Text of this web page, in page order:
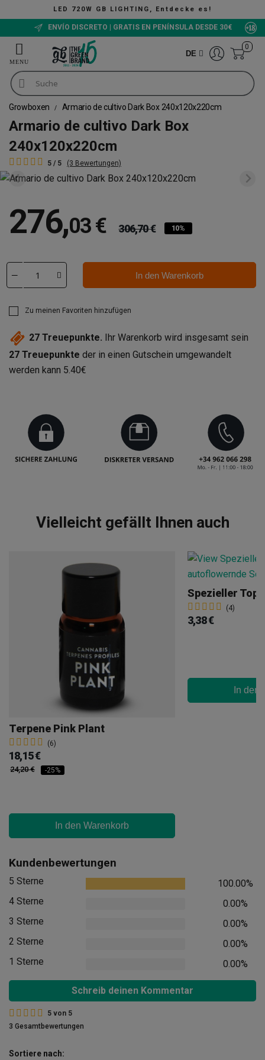
LED 720W GB LIGHTING, Entdecke es!
ENVÍO DISCRETO | GRATIS EN PENÍNSULA DESDE 30€
DE
0
Growboxen Armario de cultivo Dark Box 240x120x220cm
Armario de cultivo Dark Box
240x120x220cm
5 / 5 (3 Bewertungen)
276,03 € 306,70 € 10%
In den Warenkorb
Zu meinen Favoriten hinzufügen
27 Treuepunkte. Ihr Warenkorb wird insgesamt sein
27 Treuepunkte der in einen Gutschein umgewandelt
werden kann 5.40€
Vielleicht gefällt Ihnen auch
Terpene Pink Plant
(6)
18,15 €
24,20 € -25%
In den Warenkorb
(4)
3,38 €
In den
Kundenbewertungen
5 Sterne
100.00%
4 Sterne
0.00%
3 Sterne
0.00%
2 Sterne
0.00%
1 Sterne
0.00%
Schreib deinen Kommentar
5 von 5
3 Gesamtbewertungen
Sortiere nach: